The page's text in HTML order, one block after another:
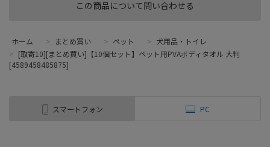
この商品について問い合わせる
ホーム > まとめ買い > ペット > 犬用品・トイレ
> [取寄10][まとめ買い]【10個セット】ペット用PVAボディタオル 大判
[4589458485875]
スマートフォン PC